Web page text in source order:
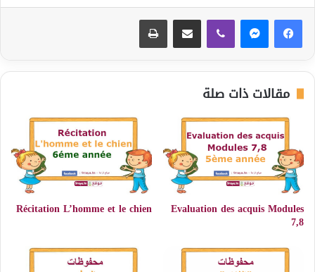
مقالات ذات صلة
Evaluation des acquis Modules
7,8
Récitation L’homme et le chien